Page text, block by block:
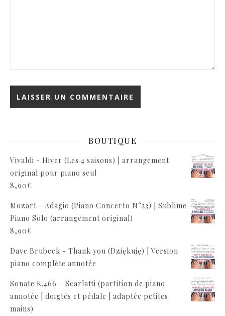
BOUTIQUE
Vivaldi - Hiver (Les 4 saisons) | arrangement
original pour piano seul
8,90€
Mozart - Adagio (Piano Concerto N°23) | Sublime
Piano Solo (arrangement original)
8,90€
Dave Brubeck - Thank you (Dziękuję) | Version
piano complète annotée
Sonate K.466 – Scarlatti (partition de piano
annotée | doigtés et pédale | adaptée petites
mains)